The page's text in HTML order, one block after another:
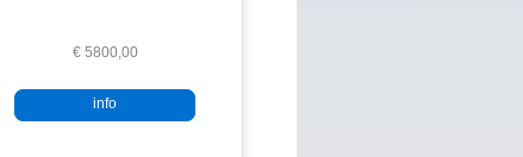
€ 5800,00
info